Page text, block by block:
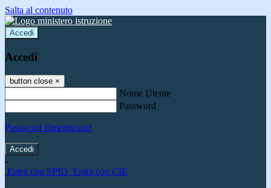
Salta al contenuto
Accedi
Accedi
button close ×
Nome Utente
Password
Password dimenticata?
-
Entra con SPID Entra con CIE